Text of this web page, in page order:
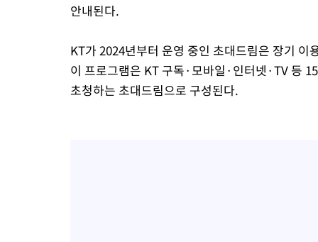
안내된다.
KT가 2024년부터 운영 중인 초대드림은 장기
이 프로그램은 KT 구독·모바일·인터넷·TV 등
초청하는 초대드림으로 구성된다.